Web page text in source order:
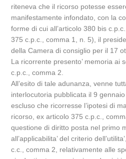
riteneva che il ricorso potesse
manifestamente infondato, con la
forme di cui all’articolo 380 bis
375 c.p.c., comma 1, n. 5), il
della Camera di consiglio per il 17
La ricorrente presento’ memoria ai
c.p.c., comma 2.
All’esito di tale adunanza, venne
interlocutoria pubblicata il 9
escluso che ricorresse l’ipotesi di
ricorso, ex articolo 375 c.p.c.,
questione di diritto posta nel primo
all’applicabilita’ del criterio
c.c., comma 2, relativamente alle